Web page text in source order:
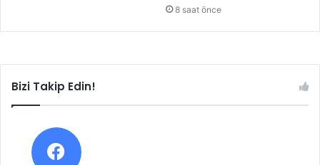
8 saat önce
Bizi Takip Edin!